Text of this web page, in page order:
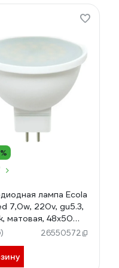
лампа Ecola
7,0w, 220v, gu5.3,
матовая, 48x50
26550572